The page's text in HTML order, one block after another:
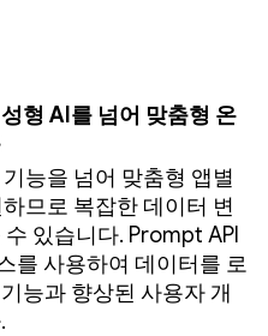
형 AI를 넘어 맞춤형 온
능을 넘어 맞춤형 앱별
므로 복잡한 데이터 변
있습니다. Prompt API
를 사용하여 데이터를 로
능과 향상된 사용자 개